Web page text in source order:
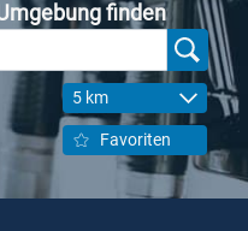
finden
5 km
Favoriten